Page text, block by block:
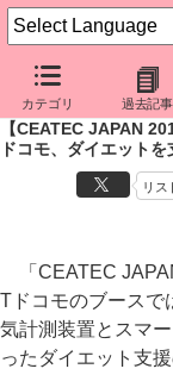
カテゴリ 過去記事
ケータイ Watch イ
【CEATEC JAPAN
ドコモ、ダイエット
リス
「CEATEC
Tドコモのブースで
気計測装置とスマ
ったダイエット支援